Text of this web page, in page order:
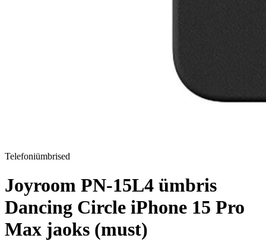
Telefoniümbrised
Joyroom PN-15L4 ümbris
Dancing Circle iPhone 15 Pro
Max jaoks (must)